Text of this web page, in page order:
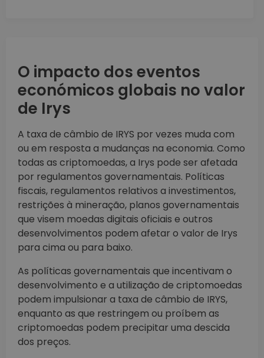
O impacto dos eventos
económicos globais no valor
de Irys
A taxa de câmbio de IRYS por vezes muda com
ou em resposta a mudanças na economia. Como
todas as criptomoedas, a Irys pode ser afetada
por regulamentos governamentais. Políticas
fiscais, regulamentos relativos a investimentos,
restrições à mineração, planos governamentais
que visem moedas digitais oficiais e outros
desenvolvimentos podem afetar o valor de Irys
para cima ou para baixo.
As políticas governamentais que incentivam o
desenvolvimento e a utilização de criptomoedas
podem impulsionar a taxa de câmbio de IRYS,
enquanto as que restringem ou proíbem as
criptomoedas podem precipitar uma descida
dos preços.